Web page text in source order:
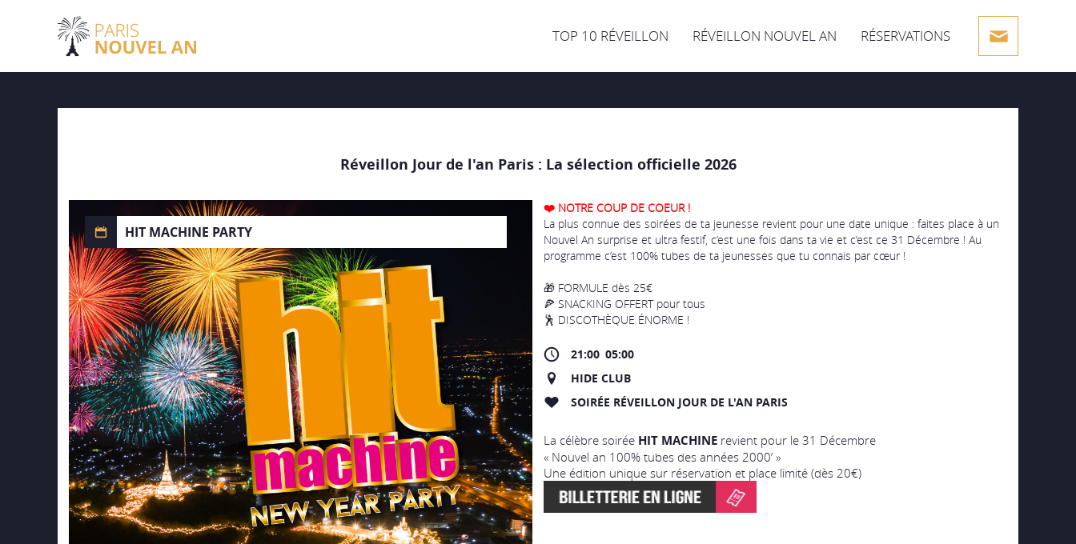
TOP 10 RÉVEILLON RÉVEILLON NOUVEL AN RÉSERVATIONS
Réveillon Jour de l'an Paris : La sélection officielle 2026
HIT MACHINE PARTY
❤️ NOTRE COUP DE COEUR !
La plus connue des soirées de ta jeunesse revient pour une date unique : faites place à un
Nouvel An surprise et ultra festif, c’est une fois dans ta vie et c’est ce 31 Décembre ! Au
programme c’est 100% tubes de ta jeunesses que tu connais par cœur !
🎁 FORMULE dès 25€
🍕 SNACKING OFFERT pour tous
🕺 DISCOTHÈQUE ÉNORME !
21:00 05:00
HIDE CLUB
SOIRÉE RÉVEILLON JOUR DE L'AN PARIS
La célèbre soirée HIT MACHINE revient pour le 31 Décembre
« Nouvel an 100% tubes des années 2000’ »
Une édition unique sur réservation et place limité (dès 20€)